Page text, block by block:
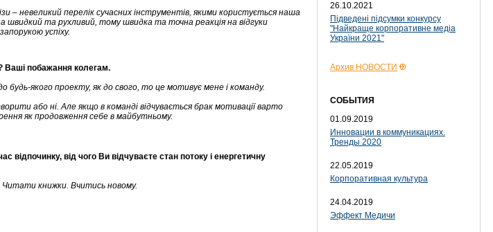
– невеликий перелік сучасних інструментів, якими користується наша
швидкий та рухливий, тому швидка та точна реакція на відгуки
успіху.
Ваші побажання колегам.
якого проекту, як до свого, то це мотивує мене і команду.
або ні. Але якщо в команді відчувається брак мотивації варто
як продовження себе в майбутньому.
відпочинку, від чого Ви відчуваєте стан потоку і енергетичну
Читати книжки. Вчитись новому.
26.10.2021
Підведені підсумки конкурсу
"Найкраще корпоративне медіа
України 2021"
Архив НОВОСТИ
СОБЫТИЯ
01.09.2019
Инновации в коммуникациях.
Тренды 2020
22.05.2019
Корпоративная культура
24.04.2019
Эффект Медичи